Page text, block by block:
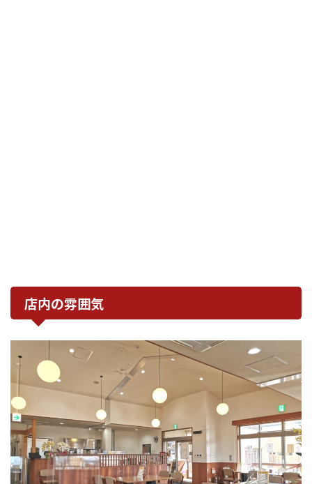
店内の雰囲気